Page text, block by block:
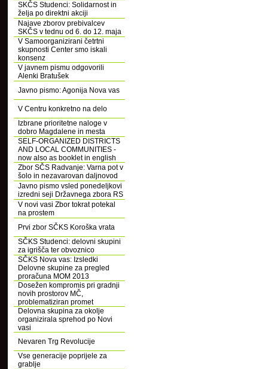
SKČS Studenci: Solidarnost in
želja po direktni akciji
Najave zborov prebivalcev
SKČS v tednu od 6. do 12. maja
V Samoorganizirani četrtni
skupnosti Center smo iskali
konsenz
V javnem pismu odgovorili
Alenki Bratušek
Javno pismo: Agonija Nova vas
V Centru konkretno na delo
Izbrane prioritetne naloge v
dobro Magdalene in mesta
SELF-ORGANIZED DISTRICTS
AND LOCAL COMMUNITIES -
now also as booklet in english
Zbor SČS Radvanje: Varna pot v
šolo in nezavarovan daljnovod
Javno pismo vsled ponedeljkovi
izredni seji Državnega zbora RS
V novi vasi Zbor tokrat potekal
na prostem
Prvi zbor SČKS Koroška vrata
SČKS Studenci: delovni skupini
za igrišča ter obvoznico
SČKS Nova vas: Izsledki
Delovne skupine za pregled
proračuna MOM 2013
Dosežen kompromis pri gradnji
novih prostorov MČ,
problematiziran promet
Delovna skupina za okolje
organizirala sprehod po Novi
vasi
Nevaren Trg Revolucije
Vse generacije poprijele za
grablje